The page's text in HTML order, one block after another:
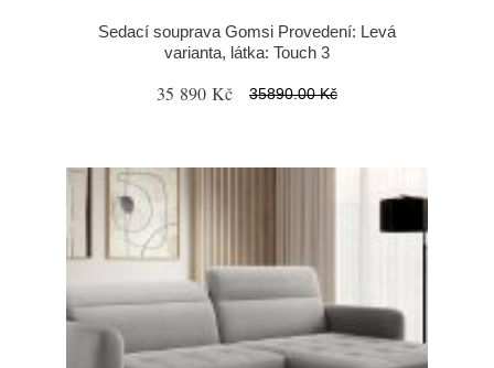
Sedací souprava Gomsi Provedení: Levá
varianta, látka: Touch 3
35 890 Kč 35890.00 Kč